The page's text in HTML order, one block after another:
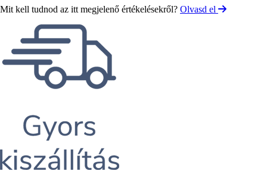
Mit kell tudnod az itt megjelenő értékelésekről? Olvasd el